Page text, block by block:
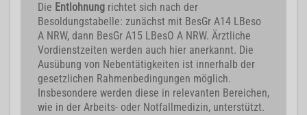
Die Entlohnung richtet sich nach der
Besoldungstabelle: zunächst mit BesGr A14 LBeso
A NRW, dann BesGr A15 LBesO A NRW. Ärztliche
Vordienstzeiten werden auch hier anerkannt. Die
Ausübung von Nebentätigkeiten ist innerhalb der
gesetzlichen Rahmenbedingungen möglich.
Insbesondere werden diese in relevanten Bereichen,
wie in der Arbeits- oder Notfallmedizin, unterstützt.